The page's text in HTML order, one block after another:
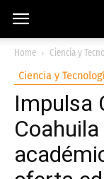
Home
Ciencia y
Ciencia y
Impulsa